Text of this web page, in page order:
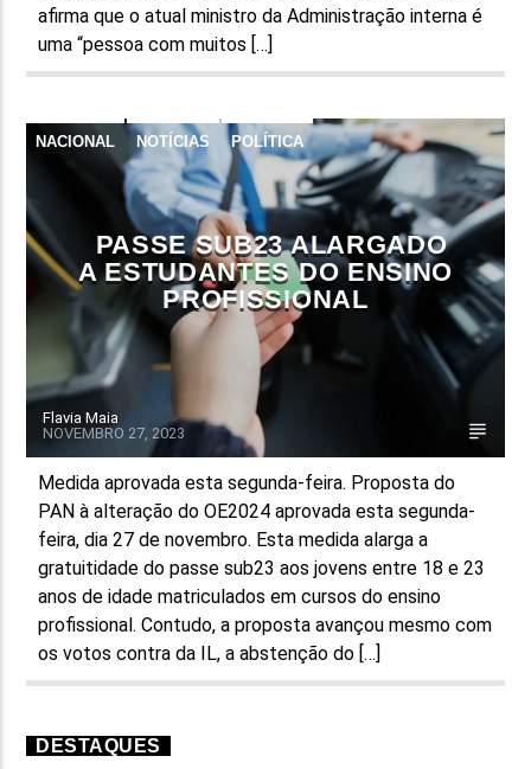
afirma que o atual ministro da Administração interna é
uma “pessoa com muitos […]
NACIONAL NOTÍCIAS POLÍTICA
PASSE SUB23 ALARGADO
A ESTUDANTES DO ENSINO
PROFISSIONAL
Flavia Maia
NOVEMBRO 27, 2023
Medida aprovada esta segunda-feira. Proposta do
PAN à alteração do OE2024 aprovada esta segunda-
feira, dia 27 de novembro. Esta medida alarga a
gratuitidade do passe sub23 aos jovens entre 18 e 23
anos de idade matriculados em cursos do ensino
profissional. Contudo, a proposta avançou mesmo com
os votos contra da IL, a abstenção do […]
DESTAQUES